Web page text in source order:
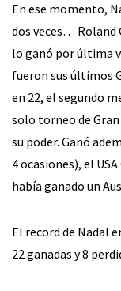
En ese momento,
dos veces… Roland
lo ganó por última
fueron sus últimos
en 22, el segundo
solo torneo de
su poder. Ganó
4 ocasiones), el
había ganado un
El record de Nadal
22 ganadas y 8